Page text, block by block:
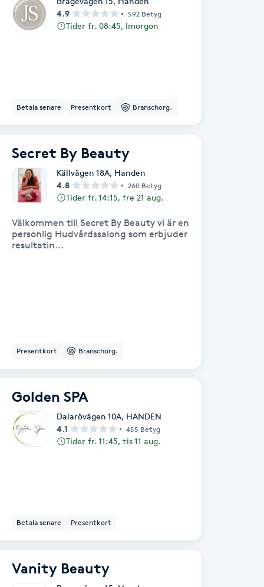
4.9
592 Betyg
Tider fr. 08:45, Imorgon
Betala senare Presentkort Branschorg.
Secret By Beauty
Källvägen 18A, Handen
4.8
260 Betyg
Tider fr. 14:15, fre 21 aug.
Välkommen till Secret By Beauty vi är en
personlig Hudvårdssalong som erbjuder
resultatin...
Presentkort Branschorg.
Golden SPA
Dalarövägen 10A, HANDEN
4.1
455 Betyg
Tider fr. 11:45, tis 11 aug.
Betala senare Presentkort
Vanity Beauty